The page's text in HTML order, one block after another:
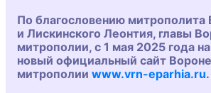
По благословению митрополита
и Лискинского Леонтия, главы
митрополии, с 1 мая 2025 года
новый официальный сайт
митрополии www.vrn-eparhia.ru.